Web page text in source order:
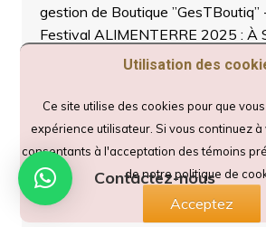
gestion de Boutique ”GesTBoutiq”
Festival ALIMENTERRE 2025 : À
projection de film sensibilise aux
Avis de recrutement au Poste de
Responsable de la presse en ligne
DAPAONGENLIGNE.ORG- 509
Journée Portes Ouvertes et
: les 48 apprenants du programme
- 517 vues
Utilisation des
Ce site utilise des cookies pour que
expérience utilisateur. Si vous continuez
consentants à l'acceptation des témoins
de notre politique de
Acceptez
Contactez-nous